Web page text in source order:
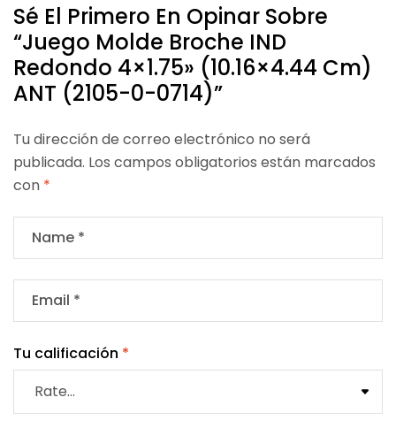
Sé El Primero En Opinar Sobre
“Juego Molde Broche IND
Redondo 4×1.75» (10.16×4.44 Cm)
ANT (2105-0-0714)”
Tu dirección de correo electrónico no será
publicada. Los campos obligatorios están marcados
con *
Tu calificación *